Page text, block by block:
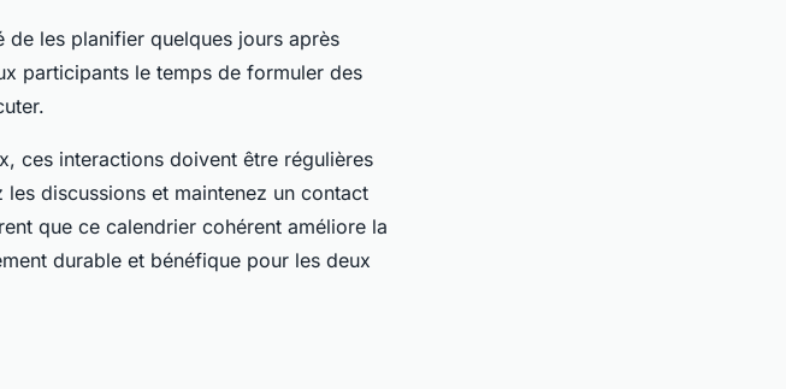
de les planifier quelques jours après
participants le temps de formuler des
ces interactions doivent être régulières
discussions et maintenez un contact
que ce calendrier cohérent améliore la
durable et bénéfique pour les deux